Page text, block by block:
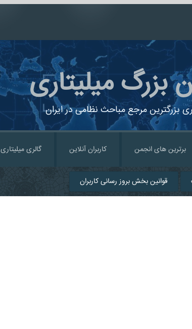
بزرگ میلیتاری
بزرگترین مرجع مباحث نظامی در ایران
برترین های انجمن کاربران آنلاین گالری میلیتاری
قوانین بخش بروز رسانی کاربران